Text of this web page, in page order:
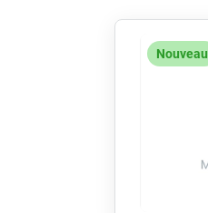
Nouveau